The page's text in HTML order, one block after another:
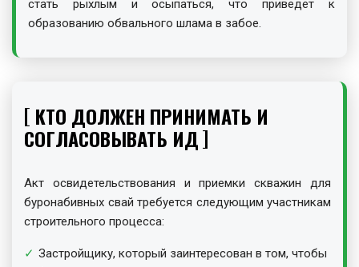
стать рыхлым и осыпаться, что приведет к
образованию обвального шлама в забое.
КТО ДОЛЖЕН ПРИНИМАТЬ И
СОГЛАСОВЫВАТЬ ИД
Акт освидетельствования и приемки скважин для
буронабивных свай требуется следующим участникам
строительного процесса:
Застройщику, который заинтересован в том, чтобы